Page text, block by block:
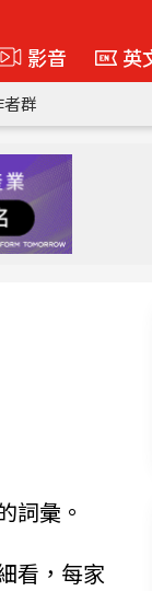
影音 英
者群
詞彙。
看，每家